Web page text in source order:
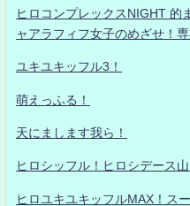
ヒロコンプレックスNIGHT 的
ャアラフィフ女子のめざせ！
ユキユキッフル3！
萌えっふる！
天にまします我ら！
ヒロシッフル！ヒロシデース
ヒロユキユキッフルMAX！ス